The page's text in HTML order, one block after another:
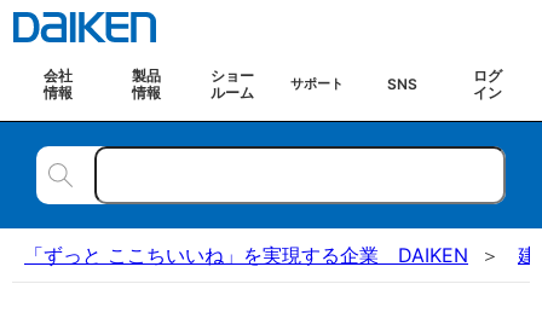
会社
情報
製品
情報
ショー
ルーム
サポート SNS
ログ
イン
「ずっと ここちいいね」を実現する企業 DAIKEN 建